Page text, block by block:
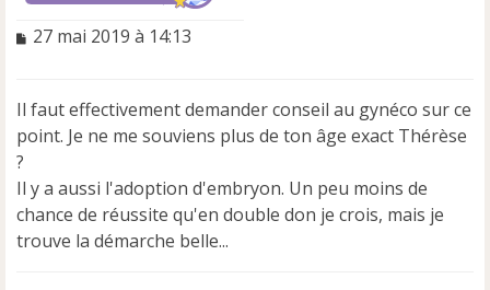
M
s
a
g
n
o
n
l
27 mai 2019 à 14:13
Il faut effectivement demander conseil au gynéco sur ce
point. Je ne me souviens plus de ton âge exact Thérèse
?
Il y a aussi l'adoption d'embryon. Un peu moins de
chance de réussite qu'en double don je crois, mais je
trouve la démarche belle...